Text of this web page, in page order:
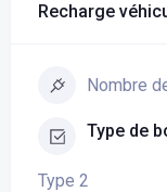
Recharge
Nombre
Type de
Type 2